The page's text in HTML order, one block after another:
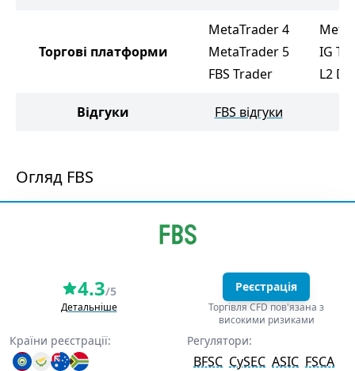
Торгові платформи
MetaTrader 4
MetaTrader 5
FBS Trader
IG
L2
Відгуки FBS відгуки
Огляд FBS
4.3/5
Детальніше
Реєстрація
Торгівля CFD пов'язана з
високими ризиками
Країни реєстрації: Регулятори:
BFSC CySEC ASIC FSCA